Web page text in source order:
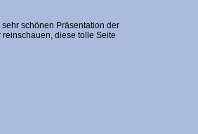
schönen Präsentation der
diese tolle Seite